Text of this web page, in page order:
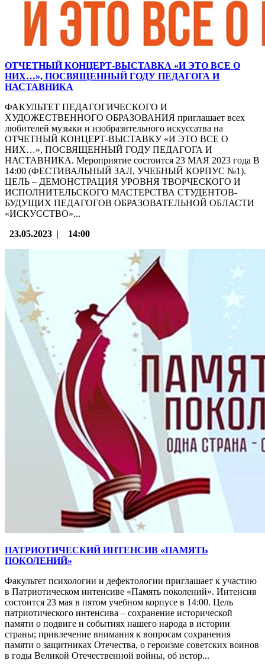
ОТЧЕТНЫЙ КОНЦЕРТ-ВЫСТАВКА «И ЭТО ВСЕ О
НИХ…», ПОСВЯЩЕННЫЙ ГОДУ ПЕДАГОГА И
НАСТАВНИКА
ФАКУЛЬТЕТ ПЕДАГОГИЧЕСКОГО И
ХУДОЖЕСТВЕННОГО ОБРАЗОВАНИЯ приглашает всех
любителей музыки и изобразительного искуссатва на
ОТЧЕТНЫЙ КОНЦЕРТ-ВЫСТАВКУ «И ЭТО ВСЕ О
НИХ…», ПОСВЯЩЕННЫЙ ГОДУ ПЕДАГОГА И
НАСТАВНИКА. Мероприятие состоится 23 МАЯ 2023 года В
14:00 (ФЕСТИВАЛЬНЫЙ ЗАЛ, УЧЕБНЫЙ КОРПУС №1).
ЦЕЛЬ – ДЕМОНСТРАЦИЯ УРОВНЯ ТВОРЧЕСКОГО И
ИСПОЛНИТЕЛЬСКОГО МАСТЕРСТВА СТУДЕНТОВ-
БУДУЩИХ ПЕДАГОГОВ ОБРАЗОВАТЕЛЬНОЙ ОБЛАСТИ
«ИСКУССТВО»...
23.05.2023 | 14:00
ПАТРИОТИЧЕСКИЙ ИНТЕНСИВ «ПАМЯТЬ
ПОКОЛЕНИЙ»
Факультет психологии и дефектологии приглашает к участию
в Патриотическом интенсиве «Память поколений». Интенсив
состоится 23 мая в пятом учебном корпусе в 14:00. Цель
патриотического интенсива ‒ сохранение исторической
памяти о подвиге и событиях нашего народа в истории
страны; привлечение внимания к вопросам сохранения
памяти о защитниках Отечества, о героизме советских воинов
в годы Великой Отечественной войны, об истор...